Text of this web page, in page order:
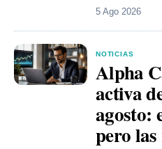
5 Ago 2026
NOTICIAS
Alpha
activa
agosto:
pero